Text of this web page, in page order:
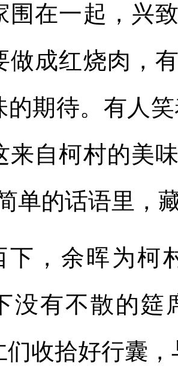
围在一起，兴
做成红烧肉，
的期待。有人
来自柯村的美
单的话语里，
下，余晖为柯
没有不散的筵
们收拾好行囊